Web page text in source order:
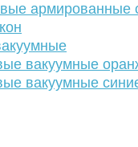
армированные
вакуумные
вакуумные